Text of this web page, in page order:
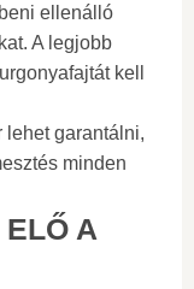
ellenálló
A legjobb
kell
lehet garantálni,
minden
A